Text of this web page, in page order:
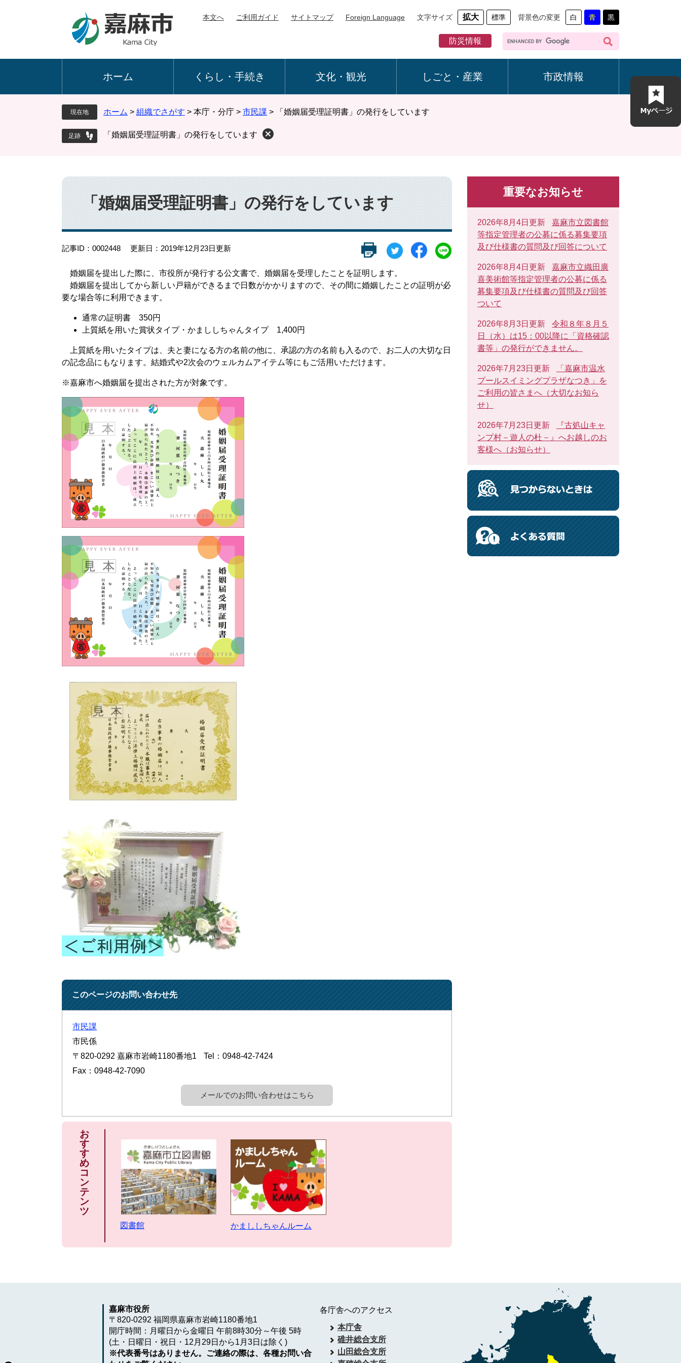
本文へ ご利用ガイド サイトマップ Foreign Language 文字サイズ 拡大 標準 背景色の変更 白 青 黒
防災情報
G
o
ホーム くらし・手続き 文化・観光 しごと・産業 市政情報
現在地 ホーム > 組織でさがす > 本庁・分庁 > 市民課 > 「婚姻届受理証明書」の発行をしています
「婚姻届受理証明書」の発行をしています
本
文
「婚姻届受理証明書」の発行をしています
記事ID：0002448 更新日：2019年12月23日更新
婚姻届を提出した際に、市役所が発行する公文書で、婚姻届を受理したことを証明します。
婚姻届を提出してから新しい戸籍ができるまで日数がかかりますので、その間に婚姻したことの証明が必
要な場合等に利用できます。
通常の証明書 350円
上質紙を用いた賞状タイプ・かまししちゃんタイプ 1,400円
上質紙を用いたタイプは、夫と妻になる方の名前の他に、承認の方の名前も入るので、お二人の大切な日
の記念品にもなります。結婚式や2次会のウェルカムアイテム等にもご活用いただけます。
※嘉麻市へ婚姻届を提出された方が対象です。
このページのお問い合わせ先
市民課
市民係
〒820-0292 嘉麻市岩崎1180番地1
Tel：0948-42-7424
Fax：0948-42-7090
メールでのお問い合わせはこちら
お
す
す
め
コ
ン
テ
ン
ツ
図書館 かまししちゃんルーム
重要なお知らせ
2026年8月4日更新
嘉麻市立図書館
等指定管理者の公募に係る募集要項
及び仕様書の質問及び回答について
2026年8月4日更新
嘉麻市立織田廣
喜美術館等指定管理者の公募に係る
募集要項及び仕様書の質問及び回答
ついて
2026年8月3日更新
令和８年８月５
日（水）は15：00以降に「資格確認
書等」の発行ができません。
2026年7月23日更新
「嘉麻市温水
プールスイミングプラザなつき」を
ご利用の皆さまへ（大切なお知ら
せ）
2026年7月23日更新
『古処山キャ
ンプ村－遊人の杜－』へお越しのお
客様へ（お知らせ）
嘉麻市役所
〒820-0292 福岡県嘉麻市岩崎1180番地1
開庁時間：月曜日から金曜日 午前8時30分～午後 5時
(土・日曜日・祝日・12月29日から1月3日は除く)
※代表番号はありません。ご連絡の際は、各種お問い合
各庁舎へのアクセス
本庁舎
碓井総合支所
山田総合支所